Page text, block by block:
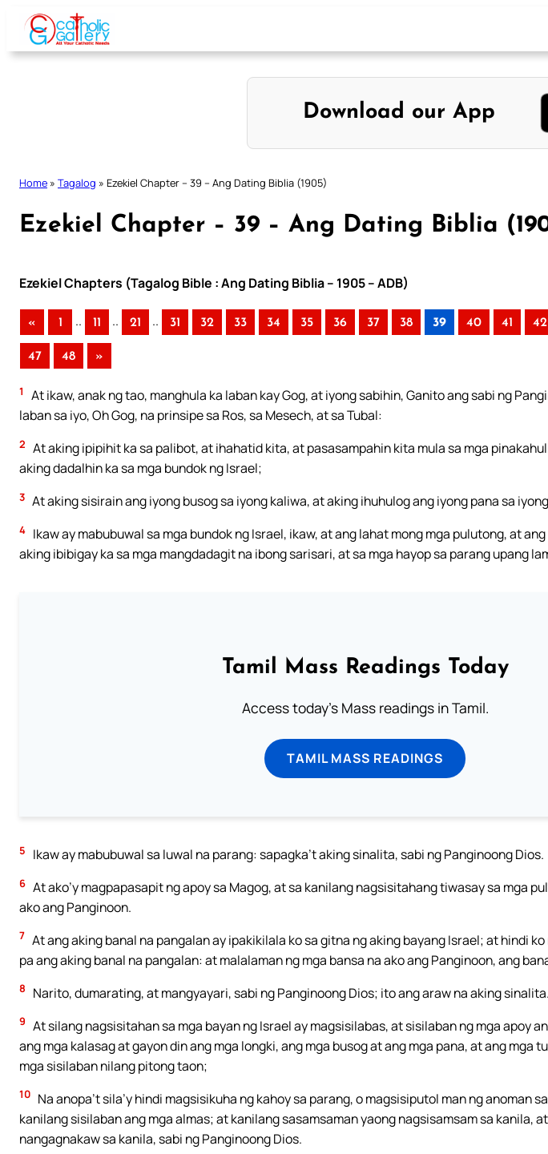
Skip
content
Download our App
Home » Tagalog » Ezekiel Chapter – 39 – Ang Dating Biblia (1905)
Ezekiel Chapter – 39 – Ang Dating Biblia
Ezekiel Chapters (Tagalog Bible : Ang Dating Biblia – 1905 – ADB)
« 1 .. 11 .. 21 .. 31 32 33 34 35 36 37 38 39 40 41 42
47 48 »
1
At ikaw, anak ng tao, manghula ka laban kay Gog, at iyong sabihin, Ganito ang sabi ng
laban sa iyo, Oh Gog, na prinsipe sa Ros, sa Mesech, at sa Tubal:
2 At aking ipipihit ka sa palibot, at ihahatid kita, at pasasampahin kita mula sa mga
aking dadalhin ka sa mga bundok ng Israel;
3 At aking sisirain ang iyong busog sa iyong kaliwa, at aking ihuhulog ang iyong pana sa
4 Ikaw ay mabubuwal sa mga bundok ng Israel, ikaw, at ang lahat mong mga pulutong, at
aking ibibigay ka sa mga mangdadagit na ibong sarisari, at sa mga hayop sa parang upang
Tamil Mass Readings Today
Access today's Mass readings in Tamil.
TAMIL MASS READINGS
5 Ikaw ay mabubuwal sa luwal na parang: sapagka’t aking sinalita, sabi ng Panginoong Dios.
6 At ako’y magpapasapit ng apoy sa Magog, at sa kanilang nagsisitahang tiwasay sa mga
ako ang Panginoon.
7 At ang aking banal na pangalan ay ipakikilala ko sa gitna ng aking bayang Israel; at hindi
pa ang aking banal na pangalan: at malalaman ng mga bansa na ako ang Panginoon, ang
8 Narito, dumarating, at mangyayari, sabi ng Panginoong Dios; ito ang araw na aking sinalita.
9 At silang nagsisitahan sa mga bayan ng Israel ay magsisilabas, at sisilaban ng mga apoy
ang mga kalasag at gayon din ang mga longki, ang mga busog at ang mga pana, at ang mga
mga sisilaban nilang pitong taon;
10 Na anopa’t sila’y hindi magsisikuha ng kahoy sa parang, o magsisiputol man ng anoman
kanilang sisilaban ang mga almas; at kanilang sasamsaman yaong nagsisamsam sa kanila,
nangagnakaw sa kanila, sabi ng Panginoong Dios.